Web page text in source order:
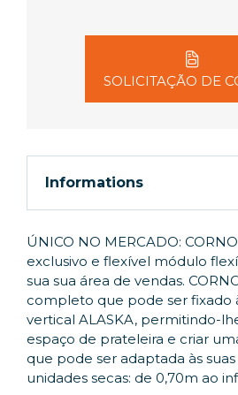
SOLICITAÇÃO DE
Informations
ÚNICO NO MERCADO:
exclusivo e flexível módulo
sua sua área de vendas.
completo que pode ser fixado
vertical ALASKA, permitindo-
espaço de prateleira e criar
que pode ser adaptada às
unidades secas: de 0,70m ao